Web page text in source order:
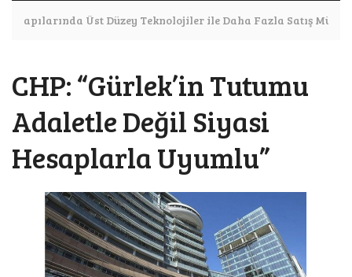
Üst Düzey Teknolojiler ile Daha Fazla Satış
CHP: “Gürlek’in Tutumu
Adaletle Değil Siyasi
Hesaplarla Uyumlu”